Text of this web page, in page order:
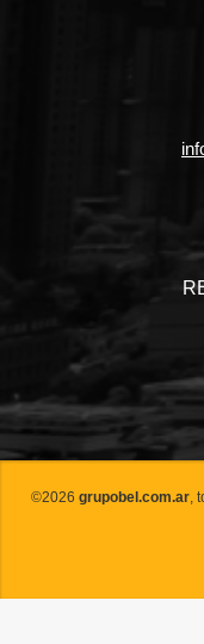
©2026 grupobel.com.ar ,